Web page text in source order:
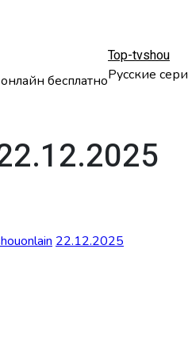
бесплатно
Top-tvshou
Русские
22.12.2025